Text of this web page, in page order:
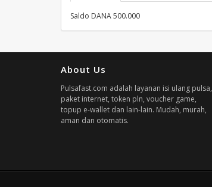
Saldo DANA 500.000
About Us
Pulsafast.com adalah layanan isi ulang pulsa,
paket internet, token pln, voucher game,
topup e-wallet dan lain-lain. Mudah, murah,
aman dan otomatis.